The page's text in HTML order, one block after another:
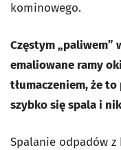
kominowego.
Częstym „paliwem”
emaliowane ramy
tłumaczeniem, że
szybko się spala i
Spalanie odpadów